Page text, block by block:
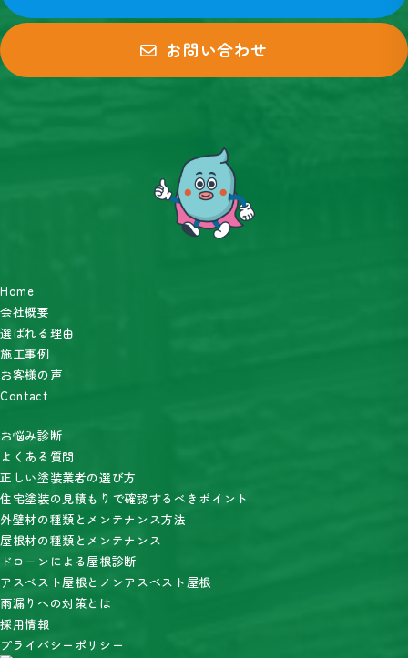
お問い合わせ
Home
会社概要
選ばれる理由
施工事例
お客様の声
Contact
お悩み診断
よくある質問
正しい塗装業者の選び方
住宅塗装の見積もりで確認するべきポイント
外壁材の種類とメンテナンス方法
屋根材の種類とメンテナンス
ドローンによる屋根診断
アスベスト屋根とノンアスベスト屋根
雨漏りへの対策とは
採用情報
プライバシーポリシー